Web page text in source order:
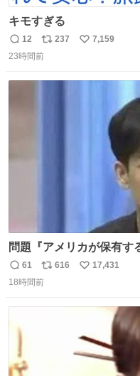
キモすぎる
返
信
12
リ
ポ
237
い
7,159
23時間前
問題『アメリカが保有する空
マごめん、日本」
返
信
61
リ
ポ
616
い
17,431
18時間前